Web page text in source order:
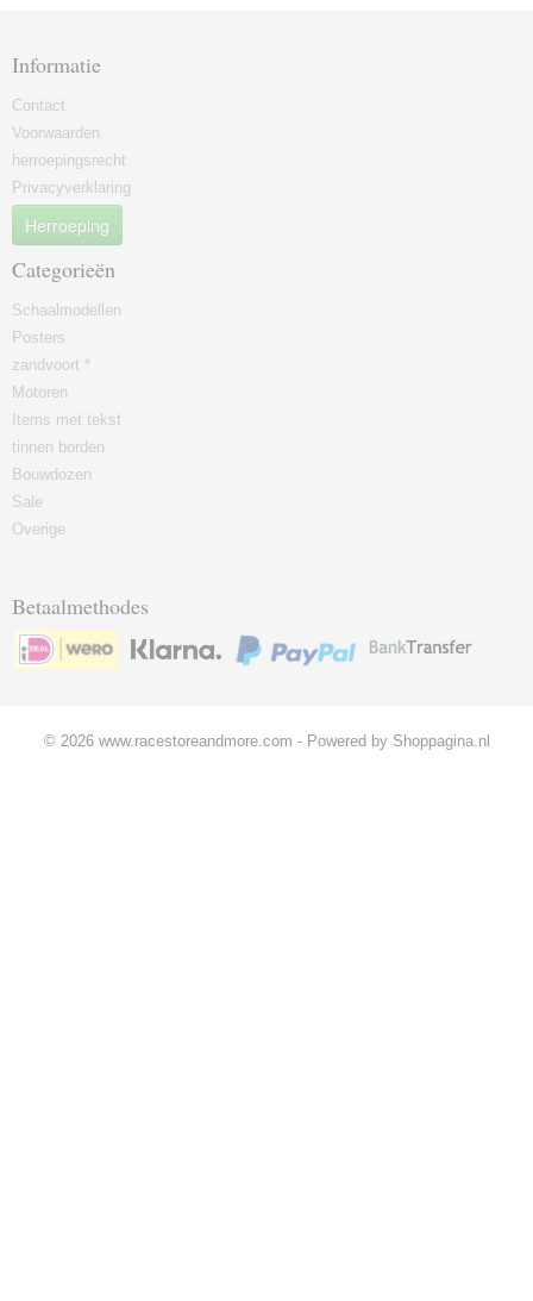
Informatie
Contact
Voorwaarden
herroepingsrecht
Privacyverklaring
Herroeping
Categorieën
Schaalmodellen
Posters
zandvoort *
Motoren
Items met tekst
tinnen borden
Bouwdozen
Sale
Overige
Betaalmethodes
© 2026 www.racestoreandmore.com - Powered by Shoppagina.nl